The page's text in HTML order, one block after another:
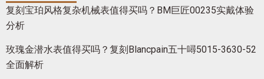
复刻宝珀风格复杂机械表值得买吗？BM巨匠00235实戴体验
分析
玫瑰金潜水表值得买吗？复刻Blancpain五十噚5015-3630-52
全面解析